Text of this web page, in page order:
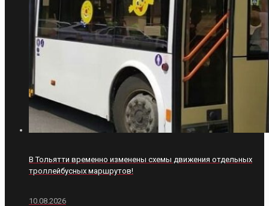
В Тольятти временно изменены схемы движения отдельных
троллейбусных маршрутов!
10.08.2026